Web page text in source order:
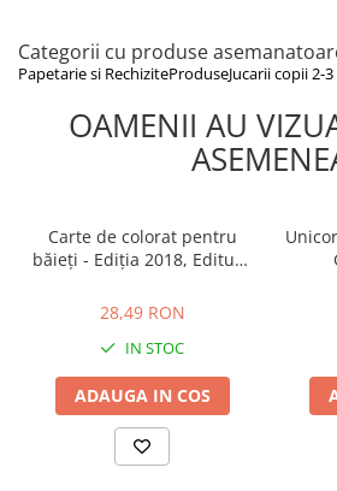
Categorii cu produse
Papetarie si RechiziteProduseJucarii copii 2-
OAMENII AU
Carte de colorat pentru
băieţi - Ediția 2018, Editura
28,49 RON
IN STOC
ADAUGA IN COS